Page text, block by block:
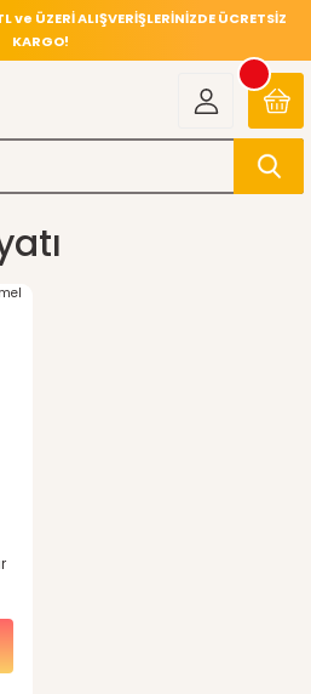
ve ÜZERİ ALIŞVERİŞLERİNİZDE ÜCRETSİZ
KARGO!